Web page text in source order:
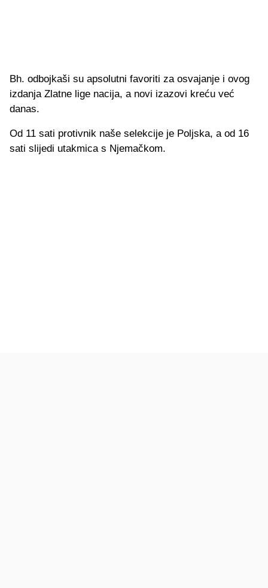
Bh. odbojkaši su apsolutni favoriti za osvajanje i ovog
izdanja Zlatne lige nacija, a novi izazovi kreću već
danas.
Od 11 sati protivnik naše selekcije je Poljska, a od 16
sati slijedi utakmica s Njemačkom.